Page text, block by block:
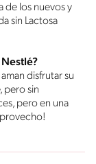
de los nuevos y
sin Lactosa
Nestlé?
disfrutar su
pero sin
pero en una